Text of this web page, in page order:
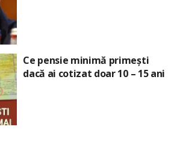
Ce pensie minimă primești
dacă ai cotizat doar 10 – 15 ani